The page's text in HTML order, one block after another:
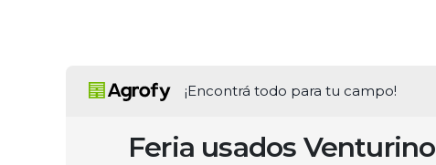
¡Encontrá todo para tu campo!
Feria usados Venturino